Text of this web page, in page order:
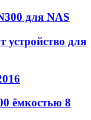
для NAS
устройство для
ёмкостью 8